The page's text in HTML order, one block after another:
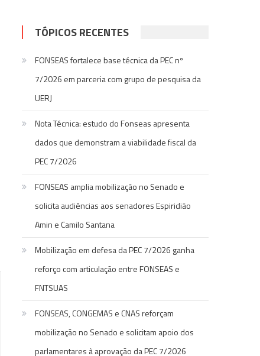
TÓPICOS RECENTES
FONSEAS fortalece base técnica da PEC nº
7/2026 em parceria com grupo de pesquisa da
UERJ
Nota Técnica: estudo do Fonseas apresenta
dados que demonstram a viabilidade fiscal da
PEC 7/2026
FONSEAS amplia mobilização no Senado e
solicita audiências aos senadores Espiridião
Amin e Camilo Santana
Mobilização em defesa da PEC 7/2026 ganha
reforço com articulação entre FONSEAS e
FNTSUAS
FONSEAS, CONGEMAS e CNAS reforçam
mobilização no Senado e solicitam apoio dos
parlamentares à aprovação da PEC 7/2026